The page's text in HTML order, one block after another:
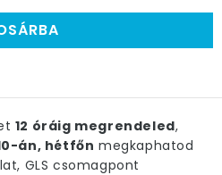
12 óráig megrendeled,
án, hétfőn megkaphatod
GLS csomagpont